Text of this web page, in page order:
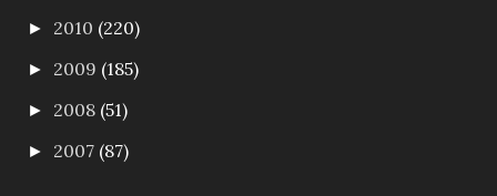
► 2010 (220)
► 2009 (185)
► 2008 (51)
► 2007 (87)